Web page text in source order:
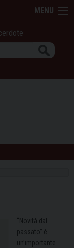
MENU
“Novità dal
passato” è
un’importante